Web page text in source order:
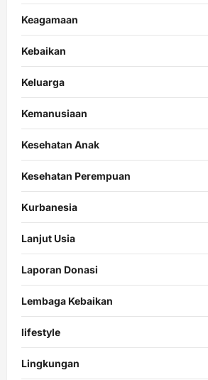
Keagamaan
Kebaikan
Keluarga
Kemanusiaan
Kesehatan Anak
Kesehatan Perempuan
Kurbanesia
Lanjut Usia
Laporan Donasi
Lembaga Kebaikan
lifestyle
Lingkungan